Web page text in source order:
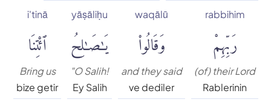
Suat Yıldırım
Süleyman Ateş
Tefhim-ul Kuran
rabbihim
رَبِّهِمْ
(of) their Lord
Rablerinin
waqālū
وَقَالُوا۟
and they said
ve dediler
yāṣāliḥu
يَٰصَٰلِحُ
"O Salih!
Ey Salih
i'tinā
ٱئْتِنَا
Bring us
bize getir